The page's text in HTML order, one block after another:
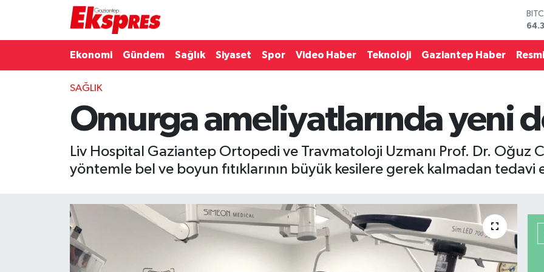
Ekonomi Gündem Sağlık Siyaset Spor Video Haber Teknoloji Gaziantep Haber
SAĞLIK
Omurga ameliyatlarında yeni
Liv Hospital Gaziantep Ortopedi ve Travmatoloji Uzmanı Prof. Dr. Oğuz
yöntemle bel ve boyun fıtıklarının büyük kesilere gerek kalmadan
Gaziantep son dakika
Gündem
Kültür Sanat
Magazin
Puan Durumu ve Fikstür
Son Dakika Haberleri